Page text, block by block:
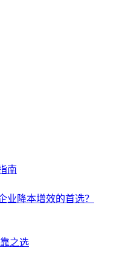
南
业降本增效的首选？
之选